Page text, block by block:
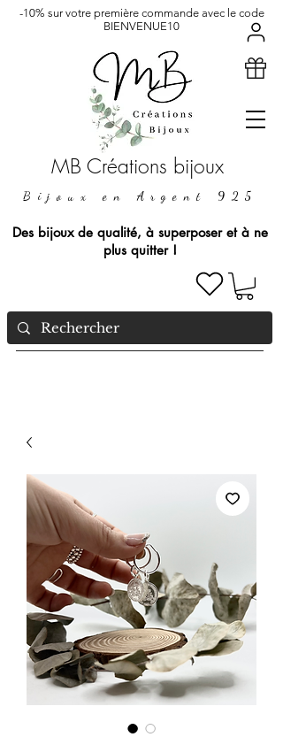
MB Créations bijoux
Bijoux en Argent 925
Des bijoux de qualité, à superposer et à ne
plus quitter !
-10% sur votre première commande avec le code
BIENVENUE10